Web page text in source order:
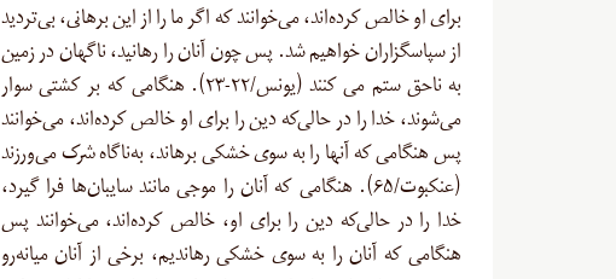
برای او خالص کرده‌اند، می‌خوانند که اگر ما را از این برهانى، بی‌تردید
از سپاسگزاران خواهیم شد. پس چون آنان را رهانید، ناگهان در زمین
به ناحق ستم مى‏ کنند (یونس/۲۲-۲۳). هنگامی که بر کشتی سوار
می‌شوند، خدا را در حالی‌که دین را برای او خالص کرده‌اند، می‌خوانند
پس هنگامی که آنها را به سوی خشکی برهاند، به‌ناگاه شرک می‌ورزند
(عنکبوت/۶۵). هنگامی که آنان را موجی مانند سایبان‌ها فرا گیرد،
خدا را در حالی‌که دین را برای او، خالص کرده‌اند، می‌خوانند پس
هنگامی که آنان را به سوی خشکی رهاندیم، برخی از آنان میانه‌رو